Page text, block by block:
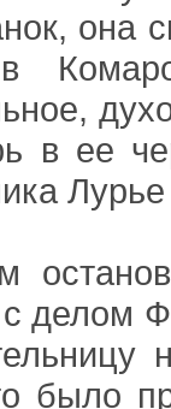
она
в ее
делом
было